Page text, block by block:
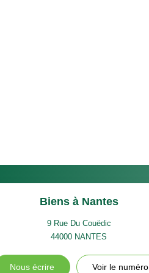
Biens à Nantes
9 Rue Du Couëdic
44000 NANTES
Nous écrire Voir le numéro